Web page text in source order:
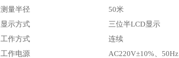
测量半径
50米
显示方式
三位半LCD显示
工作方式
连续
工作电源
AC220V±10%、50Hz